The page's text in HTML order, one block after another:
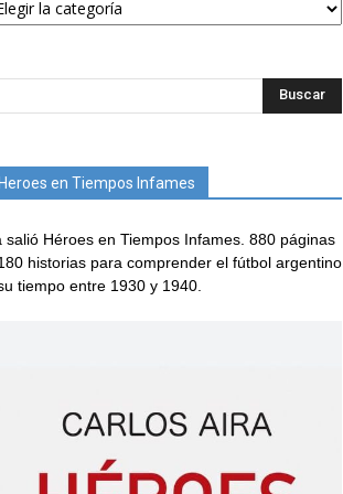
Heroes en Tiempos Infames
salió Héroes en Tiempos Infames. 880 páginas
historias para comprender el fútbol argentino
tiempo entre 1930 y 1940.